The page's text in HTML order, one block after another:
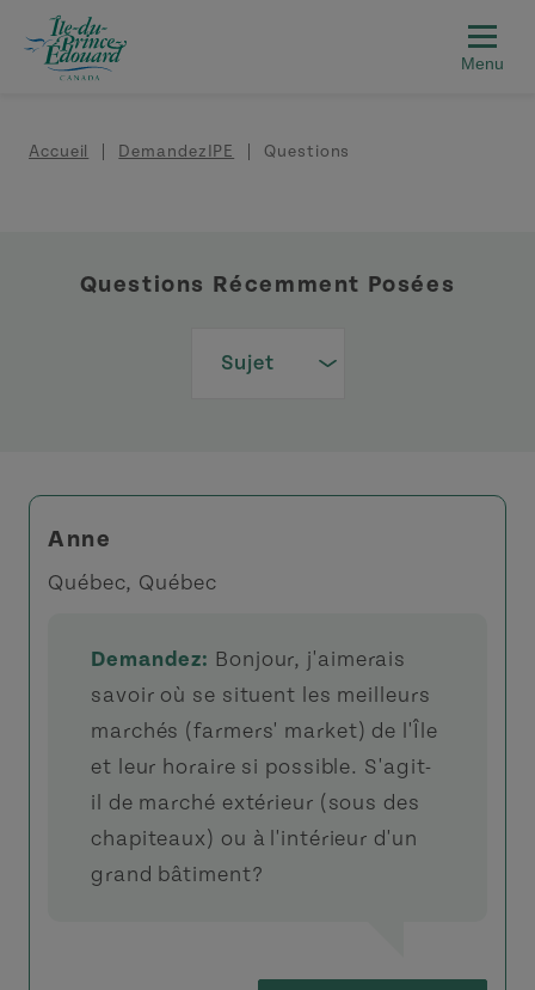
Aller au contenu principal
Fil d'Ariane
Accueil DemandezIPE Questions
Questions Récemment Posées
Anne
Québec, Québec
Demandez: Bonjour, j'aimerais
savoir où se situent les meilleurs
marchés (farmers' market) de l'Île
et leur horaire si possible. S'agit-
il de marché extérieur (sous des
chapiteaux) ou à l'intérieur d'un
grand bâtiment?